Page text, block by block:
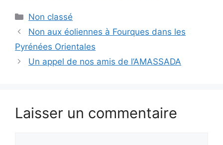
Catégories
Non classé
Non aux éoliennes à Fourques dans les
Pyrénées Orientales
Un appel de nos amis de l’AMASSADA
Laisser un commentaire